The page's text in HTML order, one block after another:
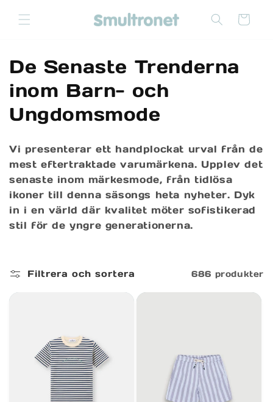
till
Varukorg
P
r
o
u
k
t
s
r
i
De Senaste Trenderna
inom Barn- och
Ungdomsmode
Vi presenterar ett handplockat urval från de
mest eftertraktade varumärkena. Upplev det
senaste inom märkesmode, från tidlösa
ikoner till denna säsongs heta nyheter. Dyk
in i en värld där kvalitet möter sofistikerad
stil för de yngre generationerna.
Filtrera och sortera 686 produkter